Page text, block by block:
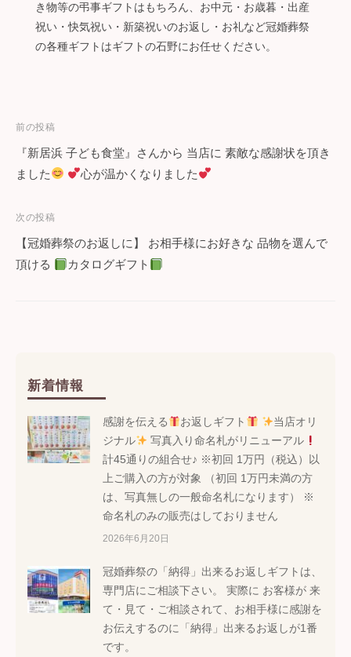
き物等の弔事ギフトはもちろん、お中元・お歳暮・出産
祝い・快気祝い・新築祝いのお返し・お礼など冠婚葬祭
の各種ギフトはギフトの石野にお任せください。
投
稿
ビ
ゲ
ン
前の投稿
『新居浜 子ども食堂』さんから 当店に 素敵な感謝状を頂き
ました
心が温かくなりました
次の投稿
【冠婚葬祭のお返しに】 お相手様にお好きな 品物を選んで
頂ける
カタログギフト
新着情報
感謝を伝える お返しギフト
当店オリ
ジナル
写真入り命名札がリニューアル
計45通りの組合せ♪ ※初回 1万円（税込）以
上ご購入の方が対象 （初回 1万円未満の方
は、写真無しの一般命名札になります） ※
命名札のみの販売はしておりません
2026年6月20日
冠婚葬祭の「納得」出来るお返しギフトは、
専門店にご相談下さい。 実際に お客様が 来
て・見て・ご相談されて、お相手様に感謝を
お伝えするのに「納得」出来るお返しが1番
です。